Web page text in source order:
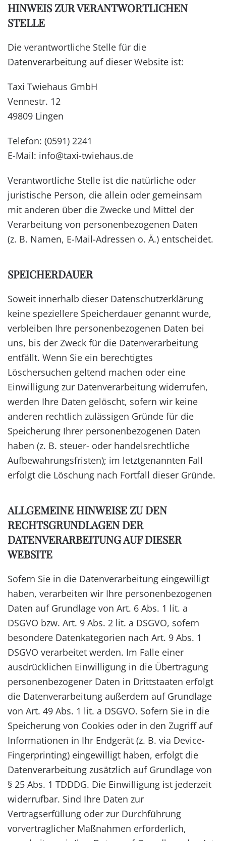
HINWEIS ZUR VERANTWORTLICHEN
STELLE
Die verantwortliche Stelle für die
Datenverarbeitung auf dieser Website ist:
Taxi Twiehaus GmbH
Vennestr. 12
49809 Lingen
Telefon: (0591) 2241
E-Mail: info@taxi-twiehaus.de
Verantwortliche Stelle ist die natürliche oder
juristische Person, die allein oder gemeinsam
mit anderen über die Zwecke und Mittel der
Verarbeitung von personenbezogenen Daten
(z. B. Namen, E-Mail-Adressen o. Ä.) entscheidet.
SPEICHERDAUER
Soweit innerhalb dieser Datenschutzerklärung
keine speziellere Speicherdauer genannt wurde,
verbleiben Ihre personenbezogenen Daten bei
uns, bis der Zweck für die Datenverarbeitung
entfällt. Wenn Sie ein berechtigtes
Löschersuchen geltend machen oder eine
Einwilligung zur Datenverarbeitung widerrufen,
werden Ihre Daten gelöscht, sofern wir keine
anderen rechtlich zulässigen Gründe für die
Speicherung Ihrer personenbezogenen Daten
haben (z. B. steuer- oder handelsrechtliche
Aufbewahrungsfristen); im letztgenannten Fall
erfolgt die Löschung nach Fortfall dieser Gründe.
ALLGEMEINE HINWEISE ZU DEN
RECHTSGRUNDLAGEN DER
DATENVERARBEITUNG AUF DIESER
WEBSITE
Sofern Sie in die Datenverarbeitung eingewilligt
haben, verarbeiten wir Ihre personenbezogenen
Daten auf Grundlage von Art. 6 Abs. 1 lit. a
DSGVO bzw. Art. 9 Abs. 2 lit. a DSGVO, sofern
besondere Datenkategorien nach Art. 9 Abs. 1
DSGVO verarbeitet werden. Im Falle einer
ausdrücklichen Einwilligung in die Übertragung
personenbezogener Daten in Drittstaaten erfolgt
die Datenverarbeitung außerdem auf Grundlage
von Art. 49 Abs. 1 lit. a DSGVO. Sofern Sie in die
Speicherung von Cookies oder in den Zugriff auf
Informationen in Ihr Endgerät (z. B. via Device-
Fingerprinting) eingewilligt haben, erfolgt die
Datenverarbeitung zusätzlich auf Grundlage von
§ 25 Abs. 1 TDDDG. Die Einwilligung ist jederzeit
widerrufbar. Sind Ihre Daten zur
Vertragserfüllung oder zur Durchführung
vorvertraglicher Maßnahmen erforderlich,